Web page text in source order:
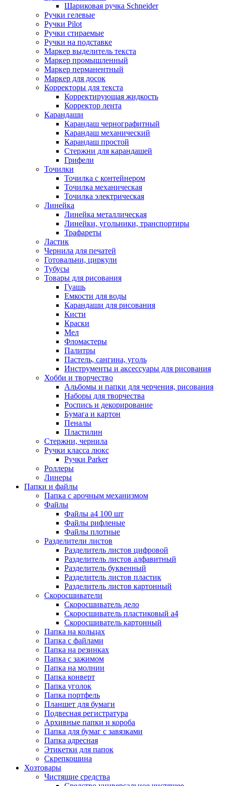
Шариковая ручка Schneider
Ручки гелевые
Ручки Pilot
Ручки стираемые
Ручки на подставке
Маркер выделитель текста
Маркер промышленный
Маркер перманентный
Маркер для досок
Корректоры для текста
Корректирующая жидкость
Корректор лента
Карандаши
Карандаш чернографитный
Карандаш механический
Карандаш простой
Стержни для карандашей
Грифели
Точилки
Точилка с контейнером
Точилка механическая
Точилка электрическая
Линейка
Линейка металлическая
Линейки, угольники, транспортиры
Трафареты
Ластик
Чернила для печатей
Готовальни, циркули
Тубусы
Товары для рисования
Гуашь
Емкости для воды
Карандаши для рисования
Кисти
Краски
Мел
Фломастеры
Палитры
Пастель, сангина, уголь
Инструменты и аксессуары для рисования
Хобби и творчество
Альбомы и папки для черчения, рисования
Наборы для творчества
Роспись и декорирование
Бумага и картон
Пеналы
Пластилин
Стержни, чернила
Ручки класса люкс
Ручки Parker
Роллеры
Линеры
Папки и файлы
Папка с арочным механизмом
Файлы
Файлы а4 100 шт
Файлы рифленые
Файлы плотные
Разделители листов
Разделитель листов цифровой
Разделитель листов алфавитный
Разделитель буквенный
Разделитель листов пластик
Разделитель листов картонный
Скоросшиватели
Скоросшиватель дело
Скоросшиватель пластиковый а4
Скоросшиватель картонный
Папка на кольцах
Папка с файлами
Папка на резинках
Папка с зажимом
Папка на молнии
Папка конверт
Папка уголок
Папка портфель
Планшет для бумаги
Подвесная регистратура
Архивные папки и короба
Папка для бумаг с завязками
Папка адресная
Этикетки для папок
Скрепкошина
Хозтовары
Чистящие средства